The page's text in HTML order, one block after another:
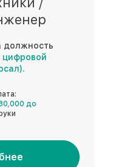
должность
цифровой
до